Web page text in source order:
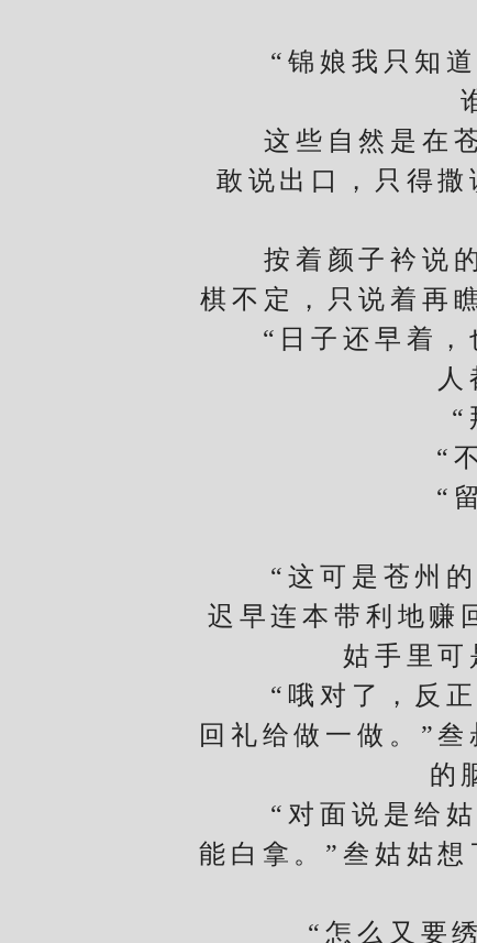
“锦娘我只知道
这些自然是在苍
敢说出口，只得
按着颜子衿说的
棋不定，只说着再
“日子还早着，也
“那
“不
“留
“这可是苍州的
迟早连本带利地赚
姑手里可
“哦对了，反正
回礼给做一做。”
的
“对面说是给姑
能白拿。”叁姑姑
“怎么又要绣